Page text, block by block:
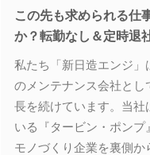
この先も求められる仕
か？転勤なし＆定時退
私たち「新日造エンジ
のメンテナンス会社と
長を続けています。当社
いる『タービン・ポンプ
モノづくり企業を裏側か